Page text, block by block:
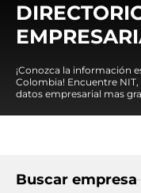
¡Conozca la información
Colombia! Encuentre
datos empresarial mas
Buscar empresa